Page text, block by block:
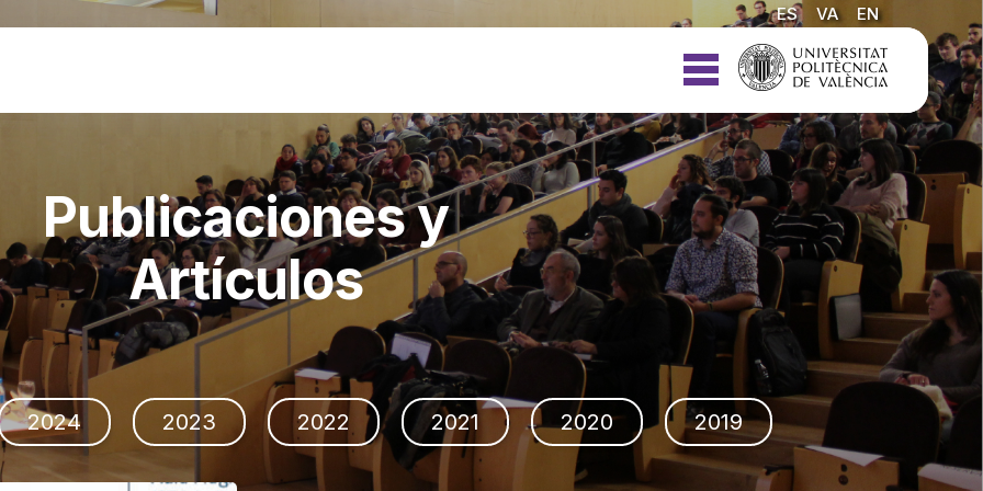
ES VA EN
Publicaciones y
Artículos
2024 2023 2022 2021 2020 2019